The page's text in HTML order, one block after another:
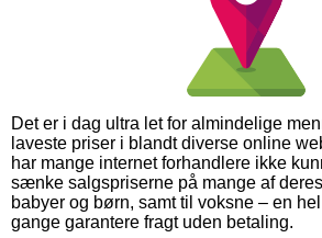
Det er i dag ultra let for almindelige
laveste priser i blandt diverse online
har mange internet forhandlere ikke
sænke salgspriserne på mange af
babyer og børn, samt til voksne – en
gange garantere fragt uden betaling.